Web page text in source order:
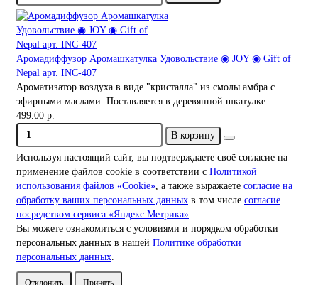
Аромадиффузор Аромашкатулка Удовольствие ◉ JOY ◉ Gift of
Nepal арт. INC-407
Ароматизатор воздуха в виде "кристалла" из смолы амбра с
эфирными маслами. Поставляется в деревянной шкатулке ..
499.00 р.
В корзину
Используя настоящий сайт, вы подтверждаете своё согласие на
применение файлов cookie в соответствии с Политикой
использования файлов «Cookie» , а также выражаете согласие на
обработку ваших персональных данных в том числе согласие
посредством сервиса «Яндекс.Метрика»
Вы можете ознакомиться с условиями и порядком обработки
персональных данных в нашей Политике обработки
персональных данных
Отклонить Принять